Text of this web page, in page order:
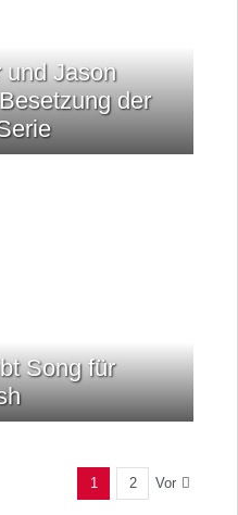
und Jason
der
Song für
1 2 Vor